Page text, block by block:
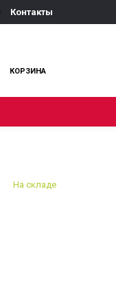
Контакты
КОРЗИНА
На складе